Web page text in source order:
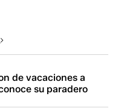
de vacaciones a
su paradero